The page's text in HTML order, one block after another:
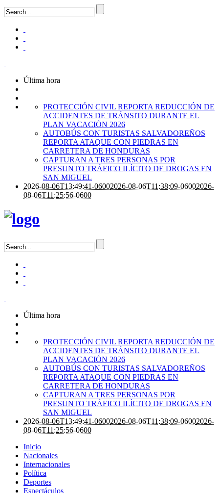
Última hora
PROTECCIÓN CIVIL REPORTA REDUCCIÓN DE
ACCIDENTES DE TRÁNSITO DURANTE EL
PLAN VACACIÓN 2026
AUTOBÚS CON TURISTAS SALVADOREÑOS
REPORTA ATAQUE CON PIEDRAS EN
CARRETERA DE HONDURAS
CAPTURAN A TRES PERSONAS POR
PRESUNTO TRÁFICO ILÍCITO DE DROGAS EN
SAN MIGUEL
2026-08-06T13:49:41-06002026-08-06T11:38:09-06002026-
08-06T11:25:56-0600
Última hora
PROTECCIÓN CIVIL REPORTA REDUCCIÓN DE
ACCIDENTES DE TRÁNSITO DURANTE EL
PLAN VACACIÓN 2026
AUTOBÚS CON TURISTAS SALVADOREÑOS
REPORTA ATAQUE CON PIEDRAS EN
CARRETERA DE HONDURAS
CAPTURAN A TRES PERSONAS POR
PRESUNTO TRÁFICO ILÍCITO DE DROGAS EN
SAN MIGUEL
2026-08-06T13:49:41-06002026-08-06T11:38:09-06002026-
08-06T11:25:56-0600
Inicio
Nacionales
Internacionales
Política
Deportes
Espectáculos